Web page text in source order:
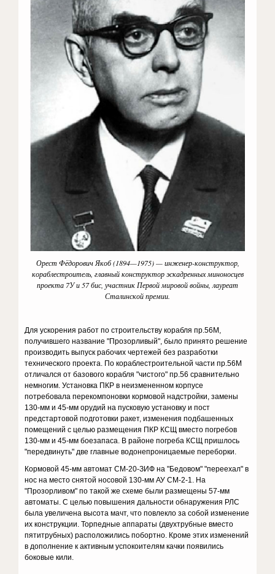
Орест Фёдорович Якоб (1894—1975) — инженер-конструктор,
кораблестроитель, главный конструктор эскадренных миноносцев
проекта 7У и 57 бис, участник Первой мировой войны, лауреат
Сталинской премии.
Для ускорения работ по строительству корабля пр.56М,
получившего название "Прозорливый", было принято решение
производить выпуск рабочих чертежей без разработки
технического проекта. По кораблестроительной части пр.56М
отличался от базового корабля "чистого" пр.56 сравнительно
немногим. Установка ПКР в неизмененном корпусе
потребовала перекомпоновки кормовой надстройки, замены
130-мм и 45-мм орудий на пусковую установку и пост
предстартовой подготовки ракет, изменения подбашенных
помещений с целью размещения ПКР КСЩ вместо погребов
130-мм и 45-мм боезапаса. В районе погреба КСЩ пришлось
"передвинуть" две главные водонепроницаемые переборки.
Кормовой 45-мм автомат СМ-20-ЗИФ на "Бедовом" "переехал" в
нос на место снятой носовой 130-мм АУ СМ-2-1. На
"Прозорливом" по такой же схеме были размещены 57-мм
автоматы. С целью повышения дальности обнаружения РЛС
была увеличена высота мачт, что повлекло за собой изменение
их конструкции. Торпедные аппараты (двухтрубные вместо
пятитрубных) расположились побортно. Кроме этих изменений
в дополнение к активным успокоителям качки появились
боковые кили.